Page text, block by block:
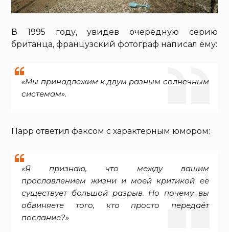
В 1995 году, увидев очередную серию
британца, французский фотограф написал ему:
«Мы принадлежим к двум разным солнечным
системам».
Парр ответил факсом с характерным юмором:
«Я признаю, что между вашим
прославлением жизни и моей критикой её
существует большой разрыв. Но почему вы
обвиняете того, кто просто передаёт
послание?»